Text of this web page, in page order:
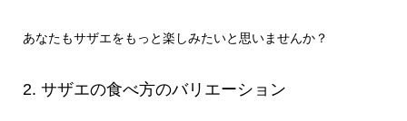
あなたもサザエをもっと楽しみたいと思いませんか？
2. サザエの食べ方のバリエーション